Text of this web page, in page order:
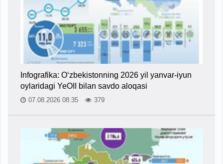
Infografika: O‘zbekistonning 2026 yil yanvar-iyun
oylaridagi YeOII bilan savdo aloqasi
07.08.2026 08:35 379